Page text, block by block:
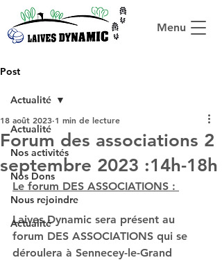
Menu
Post
Actualité
Nos activités
Nos Dons
Nous rejoindre
Actualité
Actualité
Forum des associations 2
septembre 2023 :14h-18h
18 août 2023 1 min de lecture
Le forum DES ASSOCIATIONS :
Laives Dynamic sera présent au
forum DES ASSOCIATIONS qui se
déroulera à Sennecey-le-Grand